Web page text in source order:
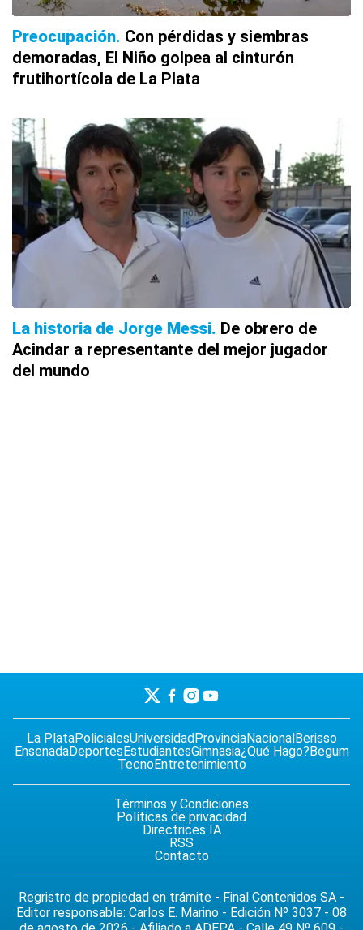
Preocupación Con pérdidas y siembras
demoradas, El Niño golpea al cinturón
frutihortícola de La Plata
La historia de Jorge Messi De obrero de
Acindar a representante del mejor jugador
del mundo
La PlataPolicialesUniversidad ProvinciaNacional Berisso
EnsenadaDeportes EstudiantesGimnasia¿Qué Hago? Begum
TecnoEntretenimiento
Términos y Condiciones
Políticas de privacidad
Directrices IA
RSS
Contacto
Regristro de propiedad en trámite - Final Contenidos SA -
Editor responsable: Carlos E. Marino - Edición Nº 3037 - 08